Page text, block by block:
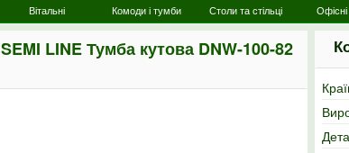
Вітальні Комоди і тумби Столи та стільці
SEMI LINE Тумба кутова DNW-100-82